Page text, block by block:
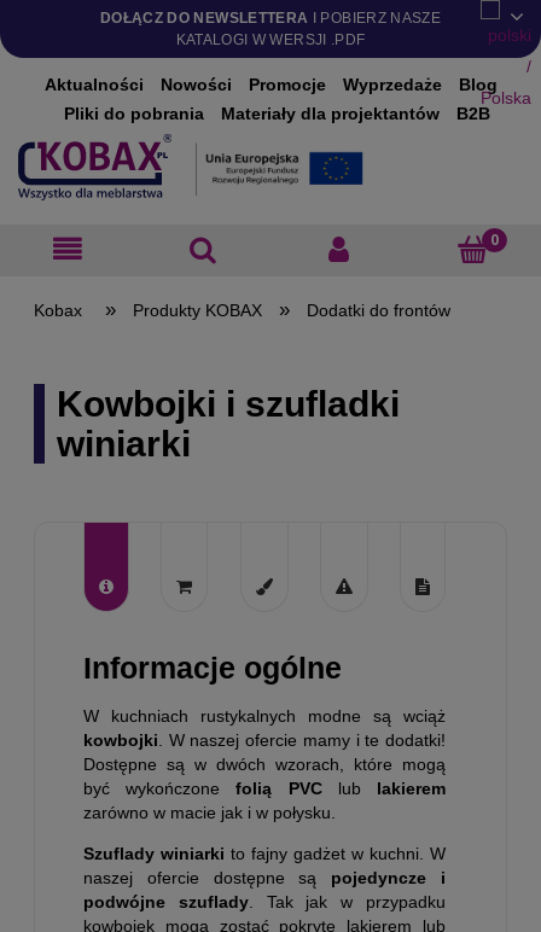
DOŁĄCZ DO NEWSLETTERA I POBIERZ NASZE
KATALOGI W WERSJI .PDF
Aktualności Nowości Promocje Wyprzedaże
Blog
Pliki do pobrania
Materiały dla projektantów B2B
» Produkty KOBAX » Dodatki do frontów
Kowbojki i szufladki
winiarki
Informacje ogólne
W kuchniach rustykalnych modne są wciąż
kowbojki . W naszej ofercie mamy i te dodatki!
Dostępne są w dwóch wzorach, które mogą
być wykończonefolią PVClub lakierem
zarówno w macie jak i w połysku.
Szuflady winiarki to fajny gadżet w kuchni. W
naszej ofercie dostępne są pojedyncze i
podwójne szuflady. Tak jak w przypadku
kowbojek mogą zostać pokryte lakierem lub